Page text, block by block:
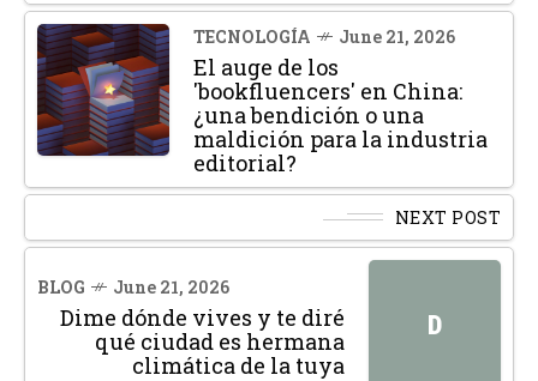
TECNOLOGÍA June 21, 2026
El auge de los
'bookfluencers' en China:
¿una bendición o una
maldición para la industria
editorial?
NEXT POST
D
BLOG June 21, 2026
Dime dónde vives y te diré
qué ciudad es hermana
climática de la tuya